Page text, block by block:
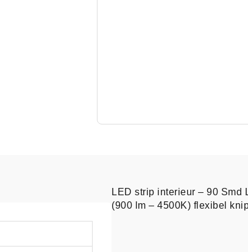
LED strip interieur – 90 Smd
(900 lm – 4500K) flexibel